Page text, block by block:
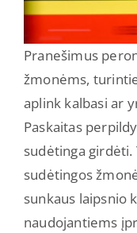
Pranešimus
žmonėms,
aplink kalbasi ar
Paskaitas
sudėtinga girdėti.
sudėtingos
sunkaus laipsnio
naudojantiems